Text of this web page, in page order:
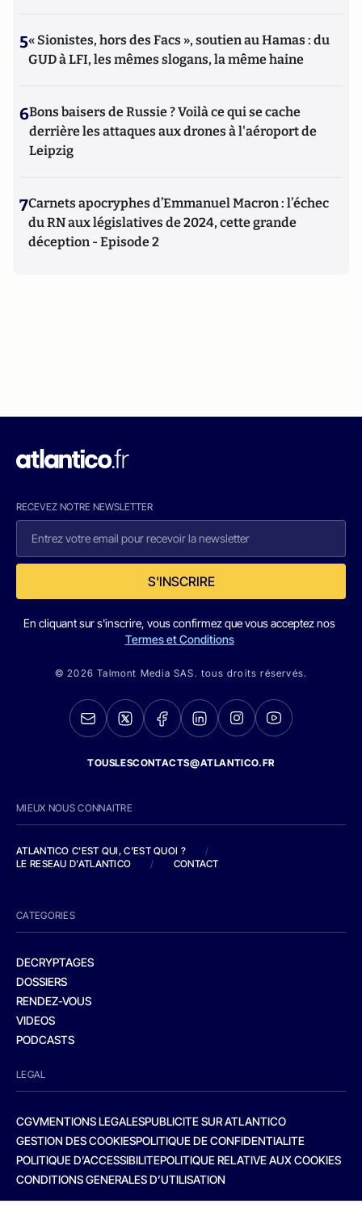
5« Sionistes, hors des Facs », soutien au Hamas : du
GUD à LFI, les mêmes slogans, la même haine
6Bons baisers de Russie ? Voilà ce qui se cache
derrière les attaques aux drones à l'aéroport de
Leipzig
7Carnets apocryphes d’Emmanuel Macron : l’échec
du RN aux législatives de 2024, cette grande
déception - Episode 2
RECEVEZ NOTRE NEWSLETTER
S'INSCRIRE
En cliquant sur s'inscrire, vous confirmez que vous acceptez nos
Termes et Conditions
© 2026 Talmont Media SAS. tous droits réservés.
TOUSLESCONTACTS@ATLANTICO.FR
MIEUX NOUS CONNAITRE
ATLANTICO C'EST QUI, C'EST QUOI ?
/
LE RESEAU D'ATLANTICO
/ CONTACT
CATEGORIES
DECRYPTAGES
DOSSIERS
RENDEZ-VOUS
VIDEOS
PODCASTS
LEGAL
CGVMENTIONS LEGALESPUBLICITE SUR ATLANTICO
GESTION DES COOKIESPOLITIQUE DE CONFIDENTIALITE
POLITIQUE D’ACCESSIBILITEPOLITIQUE RELATIVE AUX COOKIES
CONDITIONS GENERALES D’UTILISATION